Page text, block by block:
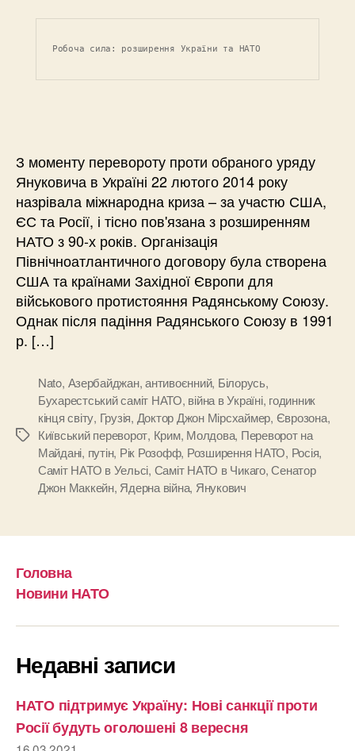
Робоча сила: розширення України та НАТО
З моменту перевороту проти обраного уряду
Януковича в Україні 22 лютого 2014 року
назрівала міжнародна криза – за участю США,
ЄС та Росії, і тісно пов'язана з розширенням
НАТО з 90-х років. Організація
Північноатлантичного договору була створена
США та країнами Західної Європи для
військового протистояння Радянському Союзу.
Однак після падіння Радянського Союзу в 1991
р. […]
Позначки
Nato, Азербайджан,антивоєнний, Білорусь,
Бухарестський саміт НАТО, війна в Україні, годинник
кінця світу, Грузія, Доктор Джон Мірсхаймер, Єврозона,
Київський переворот, Крим, Молдова, Переворот на
Майдані, путін, Рік Розофф, Розширення НАТО, Росія,
Саміт НАТО в Уельсі, Саміт НАТО в Чикаго,Сенатор
Джон Маккейн, Ядерна війна, Янукович
Головна
Новини НАТО
Недавні записи
НАТО підтримує Україну: Нові санкції проти
Росії будуть оголошені 8 вересня